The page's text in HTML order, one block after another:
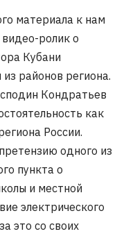
материала к нам
ролик о
Кубани
районов региона.
Кондратьев
как
России.
одного из
пункта о
и местной
электрического
это со своих